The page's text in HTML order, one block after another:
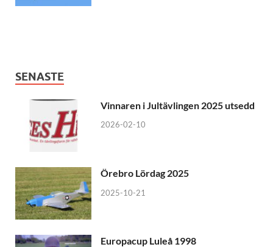
SENASTE
Vinnaren i Jultävlingen 2025 utsedd
2026-02-10
Örebro Lördag 2025
2025-10-21
Europacup Luleå 1998